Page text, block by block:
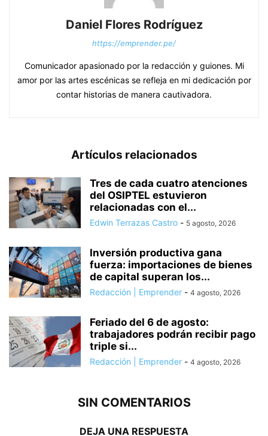
Daniel Flores Rodríguez
https://emprender.pe/
Comunicador apasionado por la redacción y guiones. Mi
amor por las artes escénicas se refleja en mi dedicación por
contar historias de manera cautivadora.
Artículos relacionados
Tres de cada cuatro atenciones
del OSIPTEL estuvieron
relacionadas con el...
Edwin Terrazas Castro - 5 agosto, 2026
Inversión productiva gana
fuerza: importaciones de bienes
de capital superan los...
Redacción | Emprender - 4 agosto, 2026
Feriado del 6 de agosto:
trabajadores podrán recibir pago
triple si...
Redacción | Emprender - 4 agosto, 2026
SIN COMENTARIOS
DEJA UNA RESPUESTA